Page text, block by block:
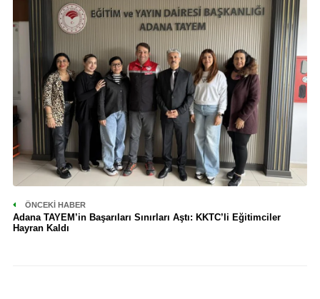
ÖNCEKI HABER
Adana TAYEM’in Başarıları Sınırları Aştı: KKTC’li Eğitimciler
Hayran Kaldı